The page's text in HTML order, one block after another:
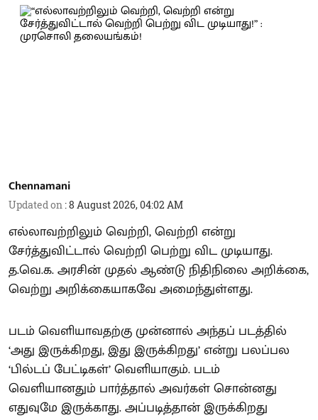
Chennamani
Updated on :8 August 2026, 04:02 AM
எல்லாவற்றிலும் வெற்றி, வெற்றி என்று
சேர்த்துவிட்டால் வெற்றி பெற்று விட முடியாது.
த.வெ.க. அரசின் முதல் ஆண்டு நிதிநிலை அறிக்கை,
வெற்று அறிக்கையாகவே அமைந்துள்ளது.
படம் வெளியாவதற்கு முன்னால் அந்தப் படத்தில்
‘அது இருக்கிறது, இது இருக்கிறது’ என்று பலப்பல
‘பில்டப் பேட்டிகள்’ வெளியாகும். படம்
வெளியானதும் பார்த்தால் அவர்கள் சொன்னது
எதுவுமே இருக்காது. அப்படித்தான் இருக்கிறது